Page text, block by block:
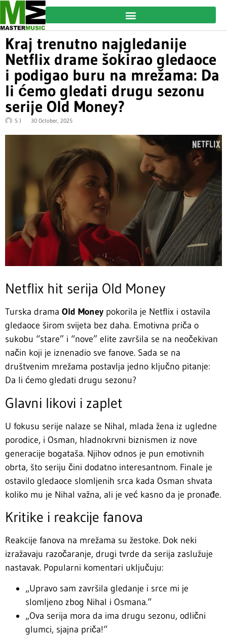
Kraj trenutno najgledanije
Netflix drame šokirao gledaoce
i podigao buru na mrežama: Da
li ćemo gledati drugu sezonu
serije Old Money?
S J 30 October, 2025
Netflix hit serija Old Money
Turska drama Old Money pokorila je Netflix i ostavila
gledaoce širom svijeta bez daha. Emotivna priča o
sukobu “stare” i “nove” elite završila se na neočekivan
način koji je iznenadio sve fanove. Sada se na
društvenim mrežama postavlja jedno ključno pitanje:
Da li ćemo gledati drugu sezonu?
Glavni likovi i zaplet
U fokusu serije nalaze se Nihal, mlada žena iz ugledne
porodice, i Osman, hladnokrvni biznismen iz nove
generacije bogataša. Njihov odnos je pun emotivnih
obrta, što seriju čini dodatno interesantnom. Finale je
ostavilo gledaoce slomljenih srca kada Osman shvata
koliko mu je Nihal važna, ali je već kasno da je pronađe.
Kritike i reakcije fanova
Reakcije fanova na mrežama su žestoke. Dok neki
izražavaju razočaranje, drugi tvrde da serija zaslužuje
nastavak. Popularni komentari uključuju:
„Upravo sam završila gledanje i srce mi je
slomljeno zbog Nihal i Osmana.“
„Ova serija mora da ima drugu sezonu, odlični
glumci, sjajna priča!“